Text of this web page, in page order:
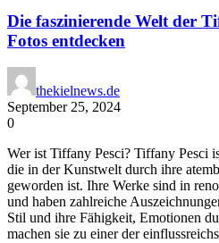
Die faszinierende Welt der
Fotos entdecken
thekielnews.de
September 25, 2024
0
Wer ist Tiffany Pesci? Tiffany Pesci
die in der Kunstwelt durch ihre
geworden ist. Ihre Werke sind in
und haben zahlreiche
Stil und ihre Fähigkeit, Emotionen
machen sie zu einer der